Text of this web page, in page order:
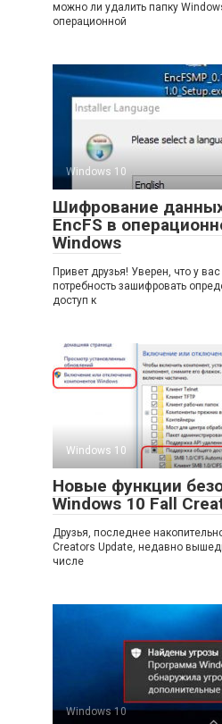
можно ли удалить папку
операционной
Windows 10
Шифрование
EncFS в
Windows
Привет друзья! Уверен, что у
потребность зашифровать
доступ к
Windows 10
Новые функции
Windows 10 Fall
Друзья, последнее
Creators Update, недавно
числе
Windows 10